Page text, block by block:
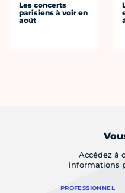
Les concerts
parisiens à voir en
août
Accédez à
informations
PROFESSIONNEL